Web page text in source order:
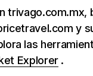
trivago.com.mx,
y
las
Explorer.